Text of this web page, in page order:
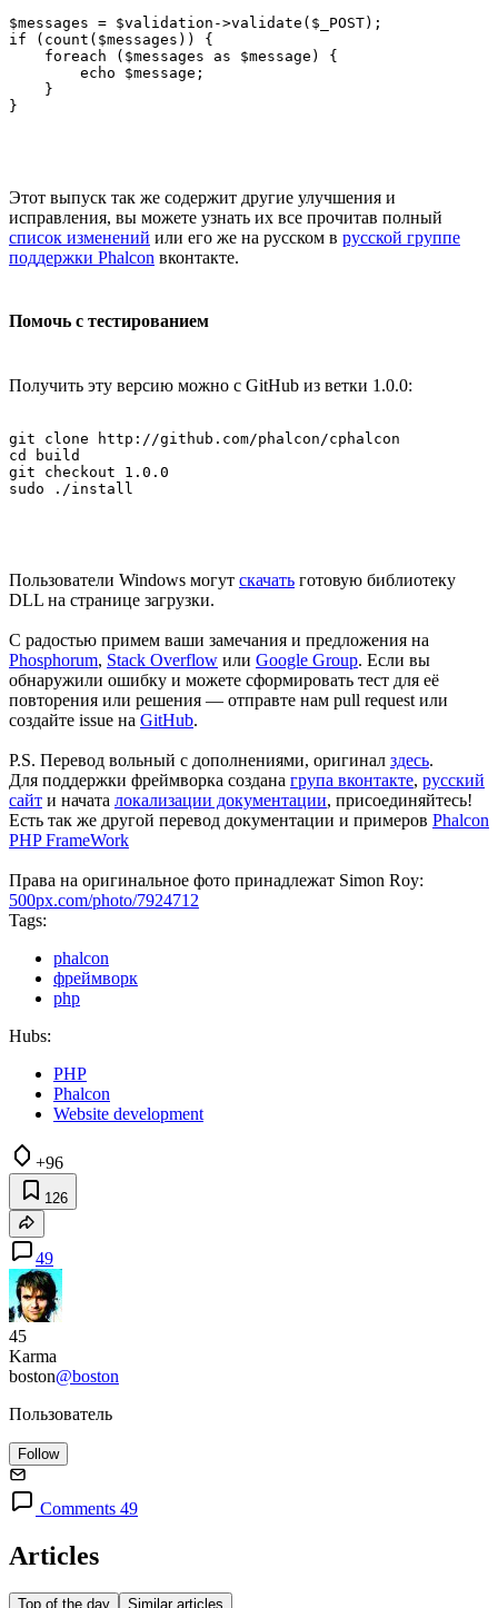
$messages = $validation->validate($_POST);
if (count($messages)) {
    foreach ($messages as $message) {
        echo $message;
    }
Этот выпуск так же содержит другие улучшения и
исправления, вы можете узнать их все прочитав полный
список изменений или его же на русском в русской группе
поддержки Phalcon вконтакте.
Помочь с тестированием
Получить эту версию можно с GitHub из ветки 1.0.0:
git clone http://github.com/phalcon/cphalcon
cd build
git checkout 1.0.0
Пользователи Windows могут скачать готовую библиотеку
DLL на странице загрузки.
С радостью примем ваши замечания и предложения на
Phosphorum, Stack Overflow или Google Group. Если вы
обнаружили ошибку и можете сформировать тест для её
повторения или решения — отправте нам pull request или
создайте issue на GitHub.
P.S. Перевод вольный с дополнениями, оригинал здесь.
Для поддержки фреймворка создана група вконтакте, русский
сайт и начата локализации документации, присоединяйтесь!
Есть так же другой перевод документации и примеров Phalcon
PHP FrameWork
Права на оригинальное фото принадлежат Simon Roy:
500px.com/photo/7924712
Tags:
phalcon
фреймворк
php
Hubs:
PHP
Phalcon
Website development
+96
126
49
45
Karma
boston@boston
Пользователь
Follow
Comments 49
Articles
Top of the day Similar articles